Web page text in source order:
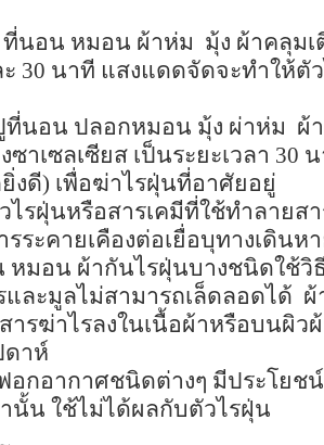
ที่นอน หมอน ผ้าห่ม มุ้ง ผ้าคลุม
30 นาที แสงแดดจัดจะทำให้ตั
นอน ปลอกหมอน มุ้ง ผ่าห่ม ผ้
ซาเซลเซียส เป็นระยะเวลา 30 น
งดี) เพื่อฆ่าไรฝุ่นที่อาศัยอยู่
ไรฝุ่นหรือสารเคมีที่ใช้ทำลายส
ระคายเคืองต่อเยื่อบุทางเดินห
หมอน ผ้ากันไรฝุ่นบางชนิดใช้วิ
ละมูลไม่สามารถเล็ดลอดได้ ผ้
รฆ่าไรลงในเนื้อผ้าหรือบนผิว
ดาห์
อกอากาศชนิดต่างๆ มีประโยช
น ใช้ไม่ได้ผลกับตัวไรฝุ่น